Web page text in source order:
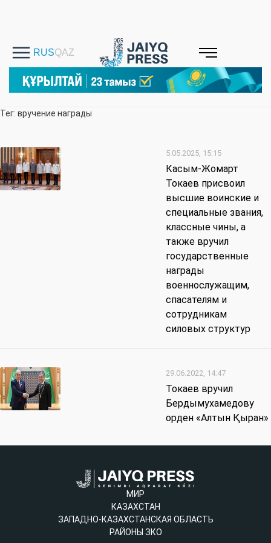
Тег: вручение награды
5.05.2025, 15:15
Касым-Жомарт
Токаев присвоил
высшие воинские и
специальные звания,
классные чины, а
также вручил
государственные
награды
военнослужащим,
спасателям и
сотрудникам
силовых структур
29.06.2022, 14:47
Токаев вручил
Бердымухамедову
орден «Алтын Қыран»
МИР
КАЗАХСТАН
ЗАПАДНО-КАЗАХСТАНСКАЯ ОБЛАСТЬ
РАЙОНЫ ЗКО